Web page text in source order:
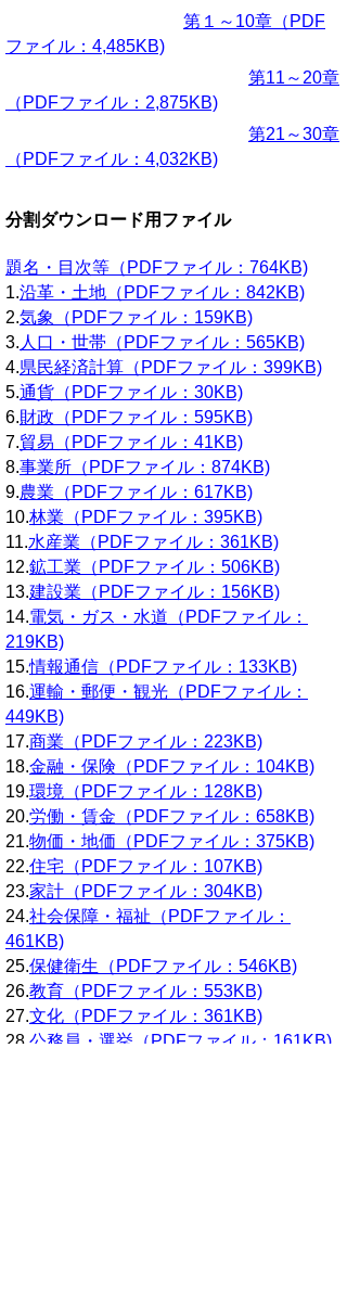
第１～10章（PDF
ファイル：4,485KB)
第11～20章
（PDFファイル：2,875KB)
第21～30章
（PDFファイル：4,032KB)
分割ダウンロード用ファイル
題名・目次等（PDFファイル：764KB)
1.沿革・土地（PDFファイル：842KB)
2.気象（PDFファイル：159KB)
3. 人口・世帯（PDFファイル：565KB)
4.県民経済計算（PDFファイル：399KB)
5.通貨（PDFファイル：30KB)
6.財政（PDFファイル：595KB)
7.貿易（PDFファイル：41KB)
8.事業所（PDFファイル：874KB)
9.農業（PDFファイル：617KB)
10.林業（PDFファイル：395KB)
11.水産業（PDFファイル：361KB)
12.鉱工業（PDFファイル：506KB)
13.建設業（PDFファイル：156KB)
14.電気・ガス・水道（PDFファイル：
219KB)
15.情報通信（PDFファイル：133KB)
16.運輸・郵便・観光（PDFファイル：
449KB)
17.商業（PDFファイル：223KB)
18.金融・保険（PDFファイル：104KB)
19.環境（PDFファイル：128KB)
20.労働・賃金（PDFファイル：658KB)
21.物価・地価（PDFファイル：375KB)
22.住宅（PDFファイル：107KB)
23.家計（PDFファイル：304KB)
24.社会保障・福祉（PDFファイル：
461KB)
25.保健衛生（PDFファイル：546KB)
26.教育（PDFファイル：553KB)
27.文化（PDFファイル：361KB)
28. 公務員・選挙（PDFファイル：161KB)